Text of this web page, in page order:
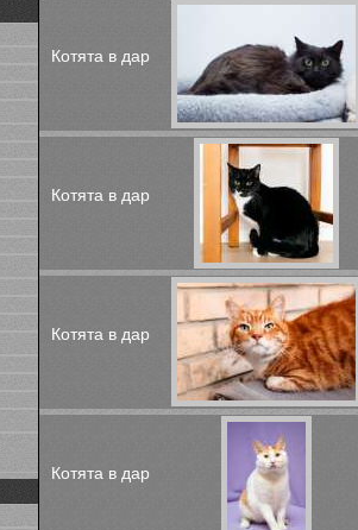
Котята в дар
Котята в дар
Котята в дар
Котята в дар